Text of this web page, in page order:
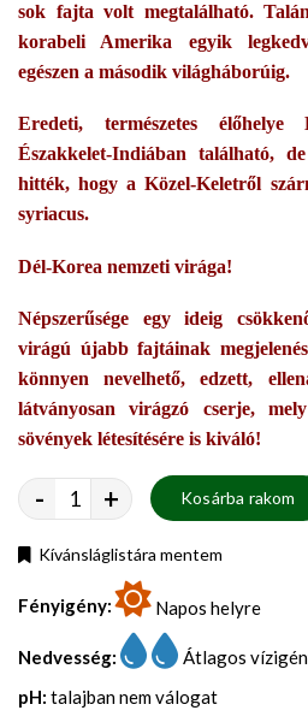
sok fajta volt megtalálható.
korabeli Amerika egyik
egészen a második világháborúig.
Eredeti, természetes
Északkelet-Indiában található,
hitték, hogy a Közel-Keletről
syriacus.
Dél-Korea nemzeti virága!
Népszerűsége egy ideig
virágú újabb fajtáinak
könnyen nevelhető, edzett,
látványosan virágzó cserje,
sövények létesítésére is kiváló!
- + Kosárba rakom
Kívánsláglistára mentem
Fényigény: Napos helyre
Nedvesség:
Átlagos
pH: talajban nem válogat